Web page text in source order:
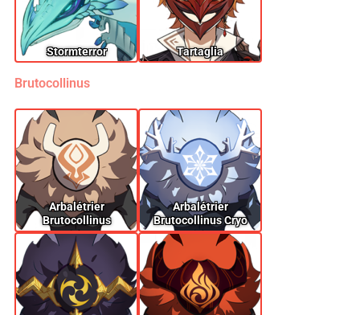
Stormterror Tartaglia
Brutocollinus
Arbalétrier
Brutocollinus
Arbalétrier
Brutocollinus Cryo